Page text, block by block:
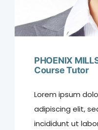
PHOENIX
Course Tutor
Lorem ipsum
adipiscing elit,
incididunt ut